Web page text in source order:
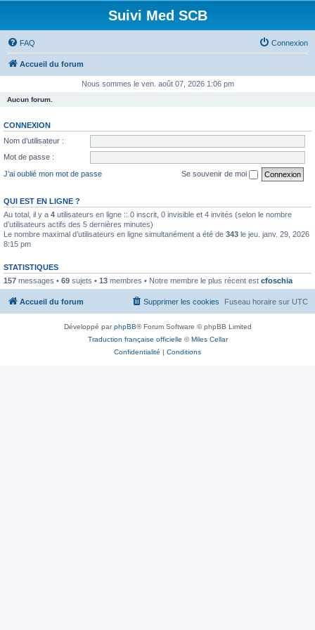
Suivi Med SCB
FAQ Connexion
Accueil du forum
Nous sommes le ven. août 07, 2026 1:06 pm
Aucun forum.
CONNEXION
Nom d’utilisateur :
Mot de passe :
J’ai oublié mon mot de passe
Se souvenir de moi
QUI EST EN LIGNE ?
Au total, il y a 4 utilisateurs en ligne :: 0 inscrit, 0 invisible et 4 invités (selon le nombre
d’utilisateurs actifs des 5 dernières minutes)
Le nombre maximal d’utilisateurs en ligne simultanément a été de 343 le jeu. janv. 29, 2026
8:15 pm
STATISTIQUES
157 messages • 69 sujets • 13 membres • Notre membre le plus récent est cfoschia
Accueil du forum Fuseau horaire sur UTC
Supprimer les cookies
Développé parphpBB® Forum Software © phpBB Limited
Traduction française officielle ©Miles Cellar
Confidentialité | Conditions